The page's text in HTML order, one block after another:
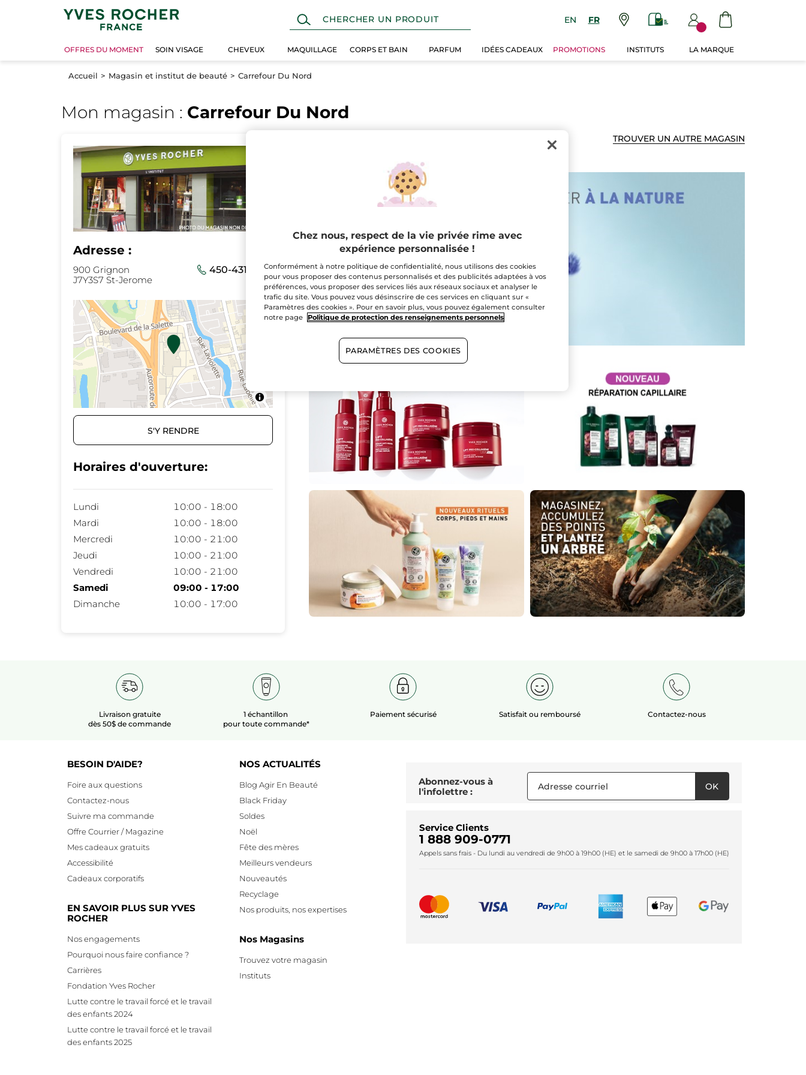
EN FR
OFFRES DU MOMENT SOIN VISAGE CHEVEUX MAQUILLAGE CORPS ET BAIN PARFUM IDÉES CADEAUX PROMOTIONS INSTITUTS LA MARQUE
Accueil Magasin et institut de beauté Carrefour Du Nord
Mon magasin : Carrefour Du Nord
Adresse :
900 Grignon
J7Y3S7 St-Jerome
450-431-5563
S'Y RENDRE
Horaires d'ouverture:
Lundi
10:00 - 18:00
Mardi
10:00 - 18:00
Mercredi
10:00 - 21:00
Jeudi
10:00 - 21:00
Vendredi
10:00 - 21:00
Samedi
09:00 - 17:00
Dimanche
10:00 - 17:00
TROUVER UN AUTRE MAGASIN
Livraison gratuite
dès 50$ de commande
1 échantillon
pour toute commande*
Paiement sécurisé Satisfait ou remboursé Contactez-nous
BESOIN D'AIDE?
Foire aux questions
Contactez-nous
Suivre ma commande
Offre Courrier / Magazine
Mes cadeaux gratuits
Accessibilité
Cadeaux corporatifs
EN SAVOIR PLUS SUR YVES
ROCHER
Nos engagements
Pourquoi nous faire confiance ?
Carrières
Fondation Yves Rocher
Lutte contre le travail forcé et le travail
des enfants 2024
Lutte contre le travail forcé et le travail
des enfants 2025
NOS ACTUALITÉS
Blog Agir En Beauté
Black Friday
Soldes
Noël
Fête des mères
Meilleurs vendeurs
Nouveautés
Recyclage
Nos produits, nos expertises
Nos Magasins
Trouvez votre magasin
Instituts
Abonnez-vous à
l'infolettre :
OK
Service Clients
1 888 909-0771
Appels sans frais - Du lundi au vendredi de 9h00 à 19h00 (HE) et le samedi de 9h00 à 17h00 (HE)
Chez nous, respect de la vie privée rime avec
expérience personnalisée !
Conformément à notre politique de confidentialité, nous utilisons des cookies
pour vous proposer des contenus personnalisés et des publicités adaptées à vos
préférences, vous proposer des services liés aux réseaux sociaux et analyser le
trafic du site. Vous pouvez vous désinscrire de ces services en cliquant sur «
Paramètres des cookies ». Pour en savoir plus, vous pouvez également consulter
notre page
Politique de protection des renseignements personnels
PARAMÈTRES DES COOKIES